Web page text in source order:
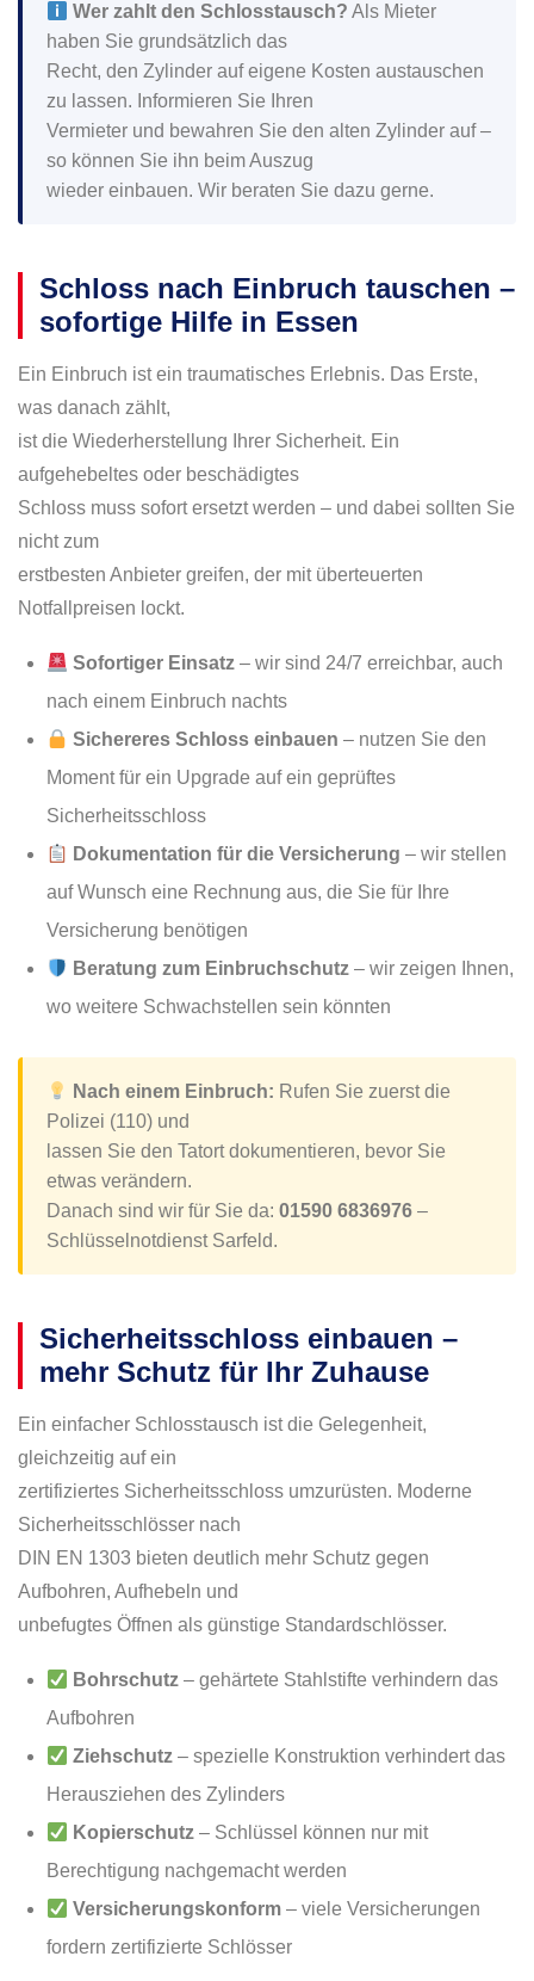
Wer zahlt den Schlosstausch? Als Mieter
haben Sie grundsätzlich das
Recht, den Zylinder auf eigene Kosten austauschen
zu lassen. Informieren Sie Ihren
Vermieter und bewahren Sie den alten Zylinder auf –
so können Sie ihn beim Auszug
wieder einbauen. Wir beraten Sie dazu gerne.
Schloss nach Einbruch tauschen –
sofortige Hilfe in Essen
Ein Einbruch ist ein traumatisches Erlebnis. Das Erste,
was danach zählt,
ist die Wiederherstellung Ihrer Sicherheit. Ein
aufgehebeltes oder beschädigtes
Schloss muss sofort ersetzt werden – und dabei sollten Sie
nicht zum
erstbesten Anbieter greifen, der mit überteuerten
Notfallpreisen lockt.
Sofortiger Einsatz – wir sind 24/7 erreichbar, auch
nach einem Einbruch nachts
Sichereres Schloss einbauen – nutzen Sie den
Moment für ein Upgrade auf ein geprüftes
Sicherheitsschloss
Dokumentation für die Versicherung – wir stellen
auf Wunsch eine Rechnung aus, die Sie für Ihre
Versicherung benötigen
Beratung zum Einbruchschutz – wir zeigen Ihnen,
wo weitere Schwachstellen sein könnten
Nach einem Einbruch: Rufen Sie zuerst die
Polizei (110) und
lassen Sie den Tatort dokumentieren, bevor Sie
etwas verändern.
Danach sind wir für Sie da: 01590 6836976 –
Schlüsselnotdienst Sarfeld.
Sicherheitsschloss einbauen –
mehr Schutz für Ihr Zuhause
Ein einfacher Schlosstausch ist die Gelegenheit,
gleichzeitig auf ein
zertifiziertes Sicherheitsschloss umzurüsten. Moderne
Sicherheitsschlösser nach
DIN EN 1303 bieten deutlich mehr Schutz gegen
Aufbohren, Aufhebeln und
unbefugtes Öffnen als günstige Standardschlösser.
Bohrschutz – gehärtete Stahlstifte verhindern das
Aufbohren
Ziehschutz – spezielle Konstruktion verhindert das
Herausziehen des Zylinders
Kopierschutz – Schlüssel können nur mit
Berechtigung nachgemacht werden
Versicherungskonform – viele Versicherungen
fordern zertifizierte Schlösser